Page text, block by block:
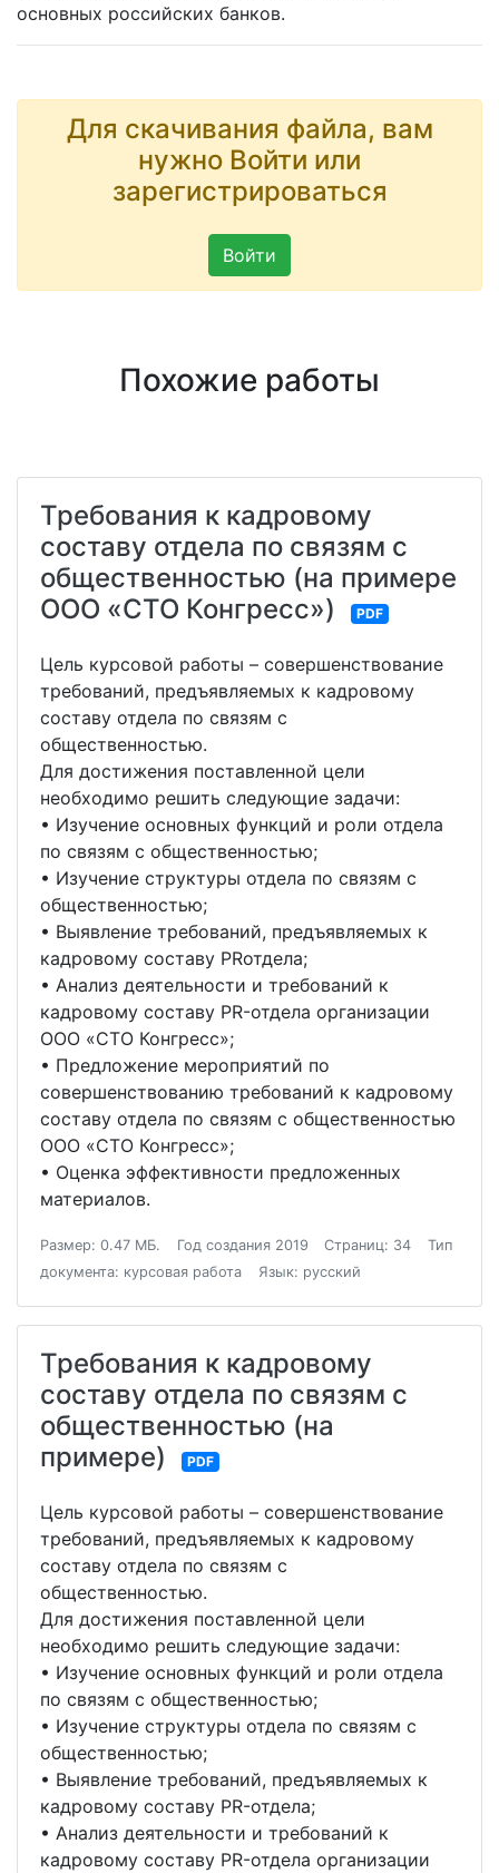
основных российских банков.
Для скачивания файла, вам
нужно Войти или
зарегистрироваться
Войти
Похожие работы
Требования к кадровому
составу отдела по связям с
общественностью (на примере
ООО «СТО Конгресс»)
PDF
Цель курсовой работы – совершенствование
требований, предъявляемых к кадровому
составу отдела по связям с
общественностью.
Для достижения поставленной цели
необходимо решить следующие задачи:
• Изучение основных функций и роли отдела
по связям с общественностью;
• Изучение структуры отдела по связям с
общественностью;
• Выявление требований, предъявляемых к
кадровому составу PRотдела;
• Анализ деятельности и требований к
кадровому составу PR-отдела организации
ООО «СТО Конгресс»;
• Предложение мероприятий по
совершенствованию требований к кадровому
составу отдела по связям с общественностью
ООО «СТО Конгресс»;
• Оценка эффективности предложенных
материалов.
Размер: 0.47 МБ. Год создания 2019 Страниц: 34
Тип
документа: курсовая работа
Язык: русский
Требования к кадровому
составу отдела по связям с
общественностью (на
примере)
PDF
Цель курсовой работы – совершенствование
требований, предъявляемых к кадровому
составу отдела по связям с
общественностью.
Для достижения поставленной цели
необходимо решить следующие задачи:
• Изучение основных функций и роли отдела
по связям с общественностью;
• Изучение структуры отдела по связям с
общественностью;
• Выявление требований, предъявляемых к
кадровому составу PR-отдела;
• Анализ деятельности и требований к
кадровому составу PR-отдела организации